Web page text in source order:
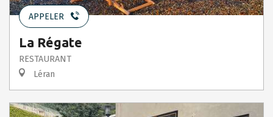
APPELER
La Régate
RESTAURANT
Léran